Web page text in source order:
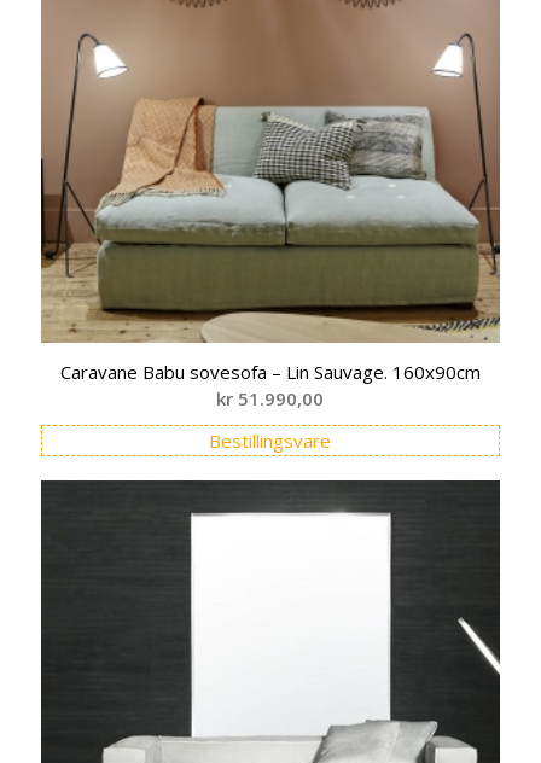
Caravane Babu sovesofa – Lin Sauvage. 160x90cm
kr 51.990,00
Bestillingsvare